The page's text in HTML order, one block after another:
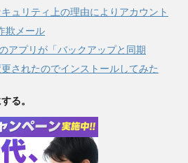
ュリティ上の理由によりアカウント
欺メール
アプリが「バックアップと同期
されたのでインストールしてみた
る。